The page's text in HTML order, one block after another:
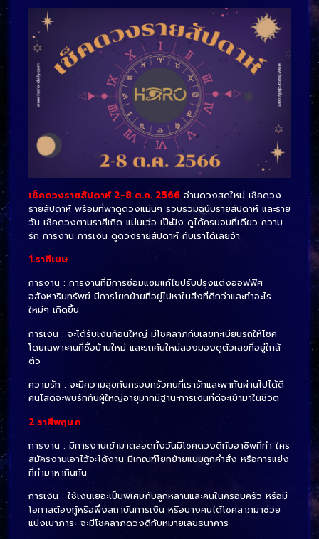
เช็คดวงรายสัปดาห์ 2-8 ต.ค. 2566 อ่านดวงสดใหม่ เช็คดวง
รายสัปดาห์ พร้อมที่พาดูดวงแม่นๆ รวบรวมฉบับรายสัปดาห์ และราย
วัน เช็คดวงตามราศีเกิด แม่นเว่อ เป๊ะปัง ดูได้ครบจบที่เดียว ความ
รัก การงาน การเงิน ดูดวงรายสัปดาห์ กับเราได้เลยจ้า
1.ราศีเมษ
การงาน : การงานที่มีการซ่อมแซมแก้ไขปรับปรุงแต่งออฟฟิศ
อสังหาริมทรัพย์ มีการโยกย้ายที่อยู่ไปหาในสิ่งที่ดีกว่าและทำอะไร
ใหม่ๆ เกิดขึ้น
การเงิน : จะได้รับเงินก้อนใหญ่ มีโชคลาภกับเลขทะเบียนรถให้โชค
โดยเฉพาะคนที่ซื้อบ้านใหม่ และรถคันใหม่ลองมองดูตัวเลขที่อยู่ใกล้
ตัว
ความรัก : จะมีความสุขกับครอบครัวคนที่เรารักและพากันผ่านไปได้ดี
คนโสดจะพบรักกับผู้ใหญ่อายุมากมีฐานะการเงินที่ดีจะเข้ามาในชีวิต
2.ราศีพฤษภ
การงาน : มีการงานเข้ามาตลอดทั้งวันมีโชคดวงดีกับอาชีพที่ทำ ใคร
สมัครงานเอาไว้จะได้งาน มีเกณฑ์โยกย้ายแบบถูกคำสั่ง หรือการแย่ง
ที่ทำมาหากินกัน
การเงิน : ใช้เงินเยอะเป็นพิเศษกับลูกหลานและคนในครอบครัว หรือมี
โอกาสต้องกู้หรือพึ่งสถาบันการเงิน หรือบางคนได้โชคลาภมาช่วย
แบ่งเบาภาระ จะมีโชคลาภดวงดีกับหมายเลขธนาคาร